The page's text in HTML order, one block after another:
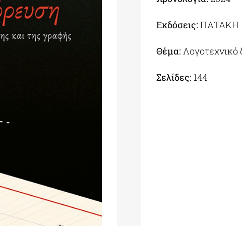
Εκδόσεις: ΠΑΤΑΚΗ
Θέμα: Λογοτεχνικό
Σελίδες: 144